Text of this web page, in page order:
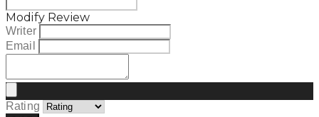
Modify Review
Writer
Email
Rating